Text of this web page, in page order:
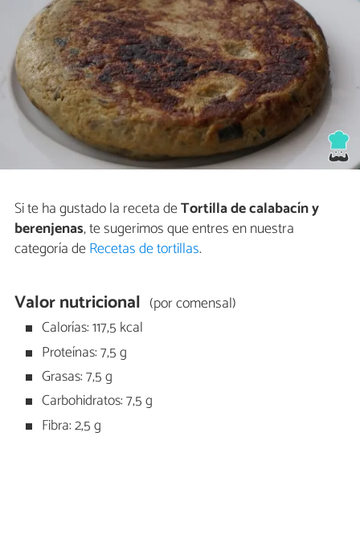
Si te ha gustado la receta deTortilla de calabacín y
berenjenas, te sugerimos que entres en nuestra
categoría deRecetas de tortillas.
Valor nutricional (por comensal)
Calorías: 117,5 kcal
Proteínas: 7,5 g
Grasas: 7,5 g
Carbohidratos: 7,5 g
Fibra: 2,5 g